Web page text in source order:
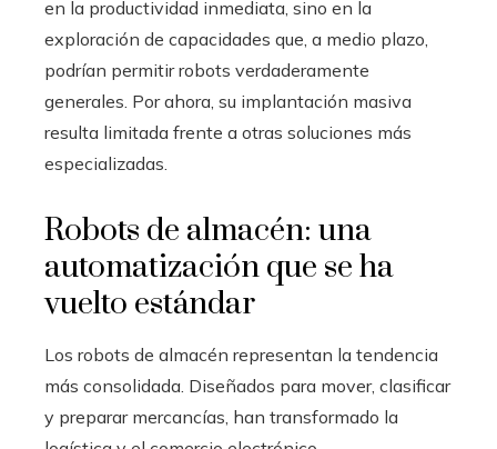
en la productividad inmediata, sino en la
exploración de capacidades que, a medio plazo,
podrían permitir robots verdaderamente
generales. Por ahora, su implantación masiva
resulta limitada frente a otras soluciones más
especializadas.
Robots de almacén: una
automatización que se ha
vuelto estándar
Los robots de almacén representan la tendencia
más consolidada. Diseñados para mover, clasificar
y preparar mercancías, han transformado la